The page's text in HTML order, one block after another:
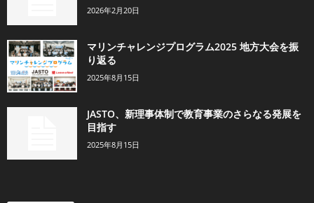
2026年2月20日
マリンチャレンジプログラム2025 地方大会を振
り返る
2025年8月15日
JASTO、新理事体制で教育事業のさらなる発展を
目指す
2025年8月15日